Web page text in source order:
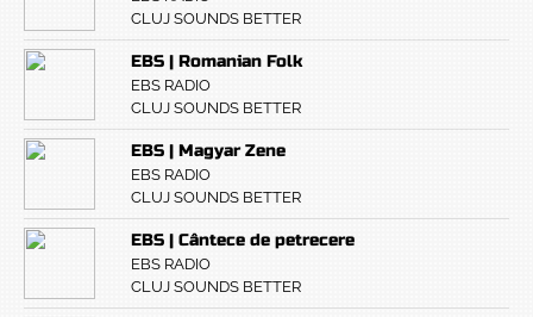
CLUJ SOUNDS BETTER
EBS | Romanian Folk
EBS RADIO
CLUJ SOUNDS BETTER
EBS | Magyar Zene
EBS RADIO
CLUJ SOUNDS BETTER
EBS | Cântece de petrecere
EBS RADIO
CLUJ SOUNDS BETTER